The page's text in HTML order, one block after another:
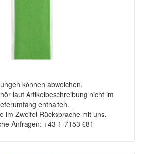
können abweichen,
laut Artikelbeschreibung nicht im
enthalten.
im Zweifel Rücksprache mit uns.
Anfragen: +43-1-7153 681